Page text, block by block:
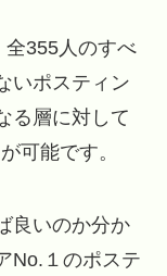
355人のすべ
いポスティン
る層に対して
可能です。
良いのか分か
No.１のポステ